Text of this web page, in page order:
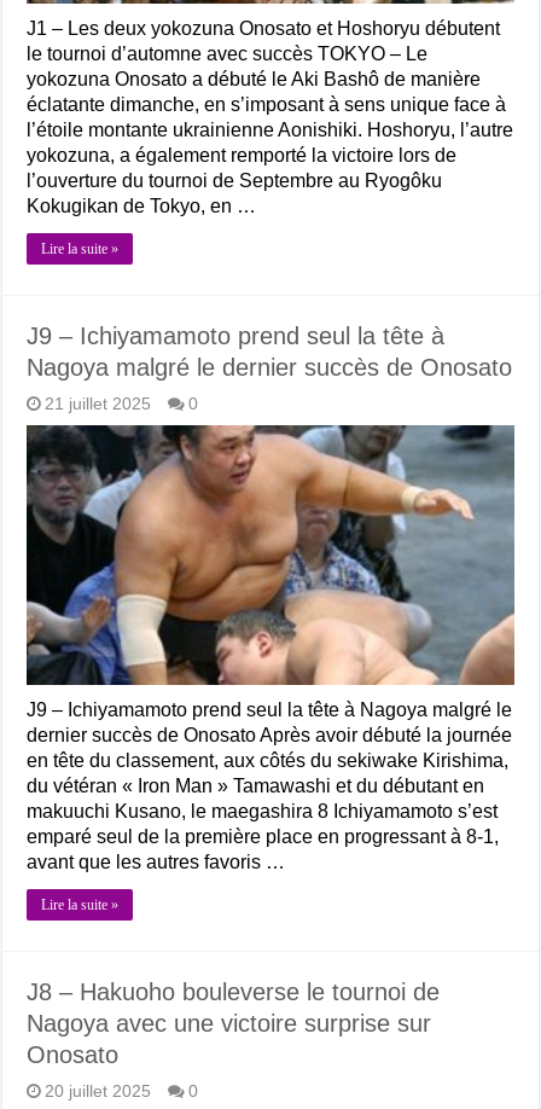
J1 – Les deux yokozuna Onosato et Hoshoryu débutent
le tournoi d’automne avec succès TOKYO – Le
yokozuna Onosato a débuté le Aki Bashô de manière
éclatante dimanche, en s’imposant à sens unique face à
l’étoile montante ukrainienne Aonishiki. Hoshoryu, l’autre
yokozuna, a également remporté la victoire lors de
l’ouverture du tournoi de Septembre au Ryogôku
Kokugikan de Tokyo, en …
Lire la suite »
J9 – Ichiyamamoto prend seul la tête à
Nagoya malgré le dernier succès de Onosato
21 juillet 2025 0
J9 – Ichiyamamoto prend seul la tête à Nagoya malgré le
dernier succès de Onosato Après avoir débuté la journée
en tête du classement, aux côtés du sekiwake Kirishima,
du vétéran « Iron Man » Tamawashi et du débutant en
makuuchi Kusano, le maegashira 8 Ichiyamamoto s’est
emparé seul de la première place en progressant à 8-1,
avant que les autres favoris …
Lire la suite »
J8 – Hakuoho bouleverse le tournoi de
Nagoya avec une victoire surprise sur
Onosato
20 juillet 2025 0